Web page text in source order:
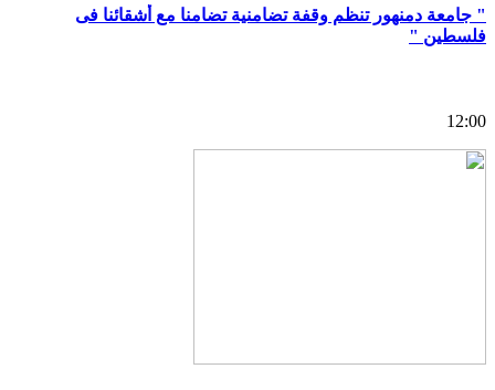
" جامعة دمنهور تنظم وقفة تضامنية تضامنا مع أشقائنا فى
فلسطين "
12:00